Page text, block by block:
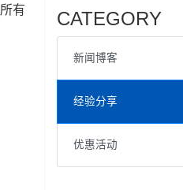
有
CATEGORY
新闻博客
经验分享
优惠活动